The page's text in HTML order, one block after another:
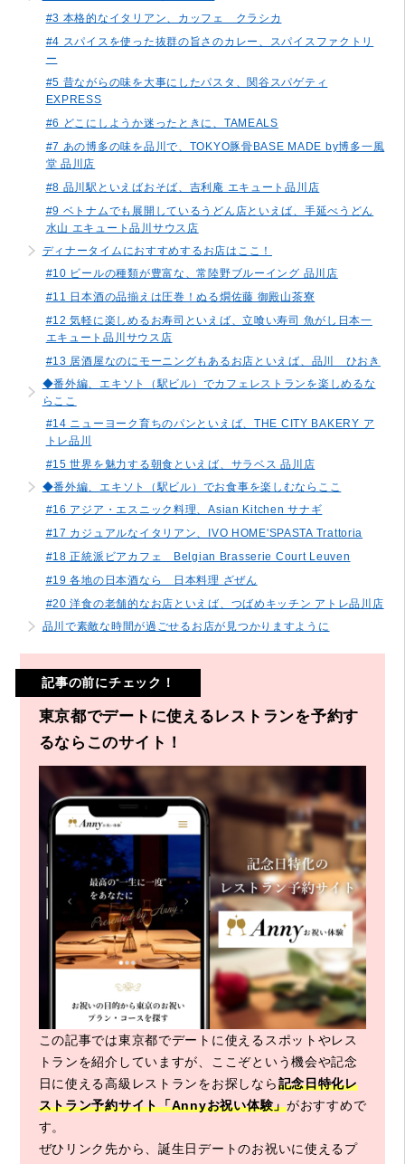
#3 本格的なイタリアン、カッフェ クラシカ
#4 スパイスを使った抜群の旨さのカレー、スパイスファクトリ
ー
#5 昔ながらの味を大事にしたパスタ、関谷スパゲティ
EXPRESS
#6 どこにしようか迷ったときに、TAMEALS
#7 あの博多の味を品川で、TOKYO豚骨BASE MADE by博多一風
堂 品川店
#8 品川駅といえばおそば、吉利庵 エキュート品川店
#9 ベトナムでも展開しているうどん店といえば、手延べうどん
水山 エキュート品川サウス店
ディナータイムにおすすめするお店はここ！
#10 ビールの種類が豊富な、常陸野ブルーイング 品川店
#11 日本酒の品揃えは圧巻！ぬる燗佐藤 御殿山茶寮
#12 気軽に楽しめるお寿司といえば、立喰い寿司 魚がし日本一
エキュート品川サウス店
#13 居酒屋なのにモーニングもあるお店といえば、品川 ひおき
◆番外編、エキソト（駅ビル）でカフェレストランを楽しめるな
らここ
#14 ニューヨーク育ちのパンといえば、THE CITY BAKERY ア
トレ品川
#15 世界を魅力する朝食といえば、サラベス 品川店
◆番外編、エキソト（駅ビル）でお食事を楽しむならここ
#16 アジア・エスニック料理、Asian Kitchen サナギ
#17 カジュアルなイタリアン、IVO HOME'SPASTA Trattoria
#18 正統派ビアカフェ Belgian Brasserie Court Leuven
#19 各地の日本酒なら 日本料理 ざぜん
#20 洋食の老舗的なお店といえば、つばめキッチン アトレ品川店
品川で素敵な時間が過ごせるお店が見つかりますように
記事の前にチェック！
東京都でデートに使えるレストランを予約す
るならこのサイト！
この記事では東京都でデートに使えるスポットやレス
トランを紹介していますが、ここぞという機会や記念
日に使える高級レストランをお探しなら記念日特化レ
ストラン予約サイト「Annyお祝い体験」がおすすめで
す。
ぜひリンク先から、誕生日デートのお祝いに使えるプ